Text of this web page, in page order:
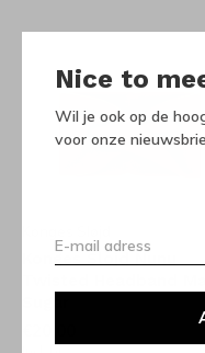
Nice to
Wil je ook op de
voor onze